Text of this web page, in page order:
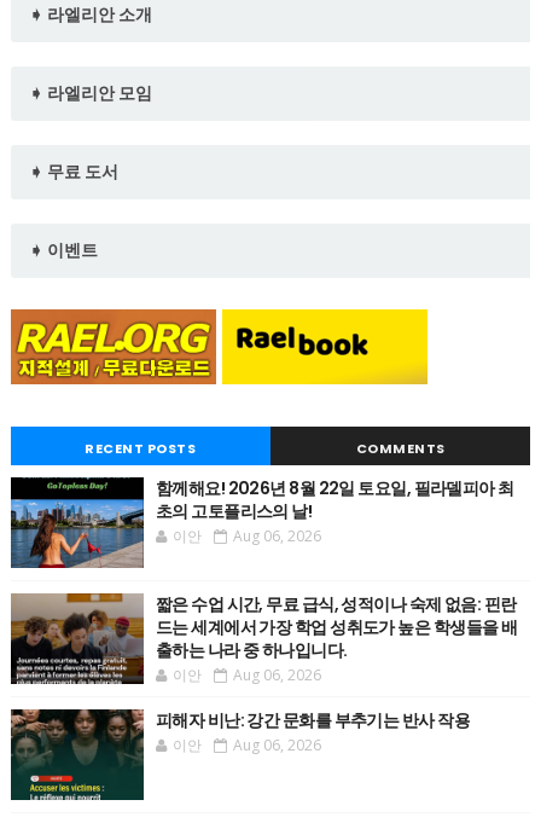
➧ 라엘리안 소개
➧ 라엘리안 모임
➧ 무료 도서
➧ 이벤트
RECENT POSTS COMMENTS
함께해요! 2026년 8월 22일 토요일, 필라델피아 최
초의 고토플리스의 날!
이안 Aug 06, 2026
짧은 수업 시간, 무료 급식, 성적이나 숙제 없음: 핀란
드는 세계에서 가장 학업 성취도가 높은 학생들을 배
출하는 나라 중 하나입니다.
이안 Aug 06, 2026
피해자 비난: 강간 문화를 부추기는 반사 작용
이안 Aug 06, 2026